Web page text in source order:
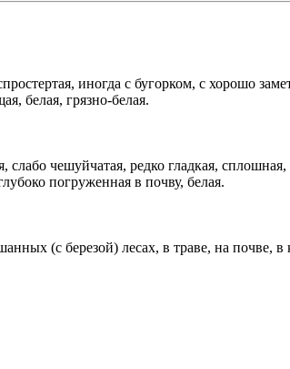
иногда с бугорком, с хорошо
белая, грязно-белая.
чешуйчатая, редко гладкая,
погруженная в почву, белая.
(с березой) лесах, в траве, на почве, в